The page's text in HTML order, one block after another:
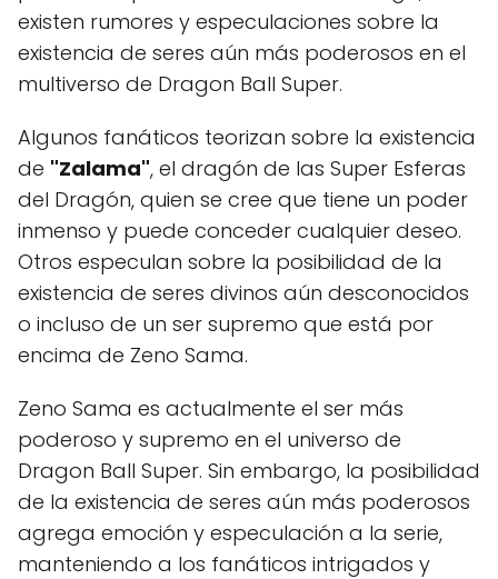
existen rumores y especulaciones sobre la
existencia de seres aún más poderosos en el
multiverso de Dragon Ball Super.
Algunos fanáticos teorizan sobre la existencia
de "Zalama", el dragón de las Super Esferas
del Dragón, quien se cree que tiene un poder
inmenso y puede conceder cualquier deseo.
Otros especulan sobre la posibilidad de la
existencia de seres divinos aún desconocidos
o incluso de un ser supremo que está por
encima de Zeno Sama.
Zeno Sama es actualmente el ser más
poderoso y supremo en el universo de
Dragon Ball Super. Sin embargo, la posibilidad
de la existencia de seres aún más poderosos
agrega emoción y especulación a la serie,
manteniendo a los fanáticos intrigados y